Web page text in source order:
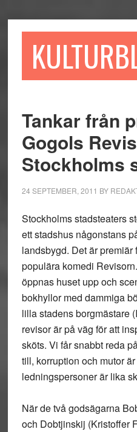
till
till
sidofältet
till
Tankar från
Gogols
Stockholms
24 SEPTEMBER, 2011 BY
Stockholms stadsteaters
ett stadshus någonstans
landsbygd. Det är
populära komedi
öppnas huset upp och
bokhyllor med dammiga
lilla stadens borgmästare
revisor är på väg för att
sköts. Vi får snabbt reda
till, korruption och mutor
ledningspersoner är lika
När de två godsägarna
och Dobtjinskij (Kristoffer